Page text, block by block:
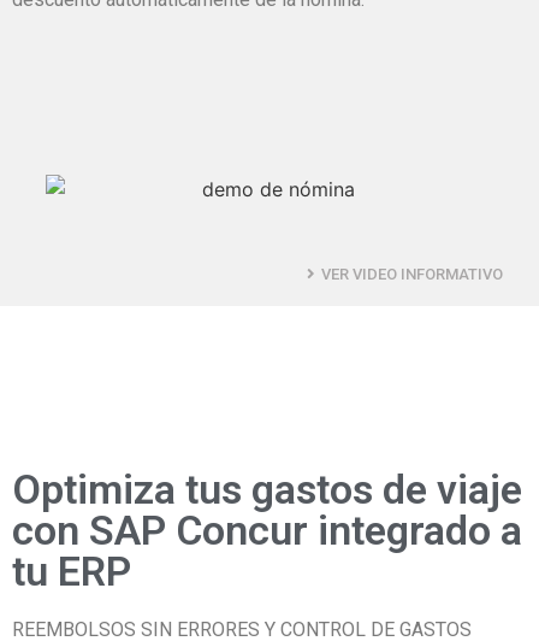
VER VIDEO INFORMATIVO
Optimiza tus gastos de viaje
con SAP Concur integrado a
tu ERP
REEMBOLSOS SIN ERRORES Y CONTROL DE GASTOS